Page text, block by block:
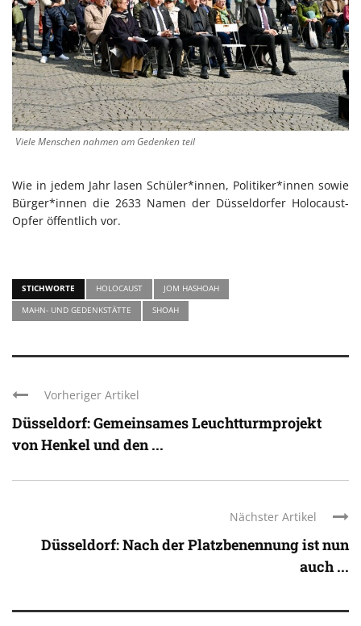
Viele Menschen nahmen am Gedenken teil
Wie in jedem Jahr lasen Schüler*innen, Politiker*innen sowie
Bürger*innen die 2633 Namen der Düsseldorfer Holocaust-
Opfer öffentlich vor.
STICHWORTE HOLOCAUST
JOM HASHOAH
MAHN- UND GEDENKSTÄTTE
SHOAH
Vorheriger Artikel
Düsseldorf: Gemeinsames Leuchtturmprojekt
von Henkel und den ...
Nächster Artikel
Düsseldorf: Nach der Platzbenennung ist nun
auch ...